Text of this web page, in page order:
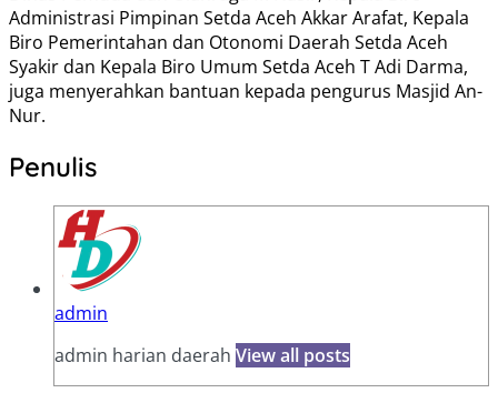
Administrasi Pimpinan Setda Aceh Akkar Arafat, Kepala
Biro Pemerintahan dan Otonomi Daerah Setda Aceh
Syakir dan Kepala Biro Umum Setda Aceh T Adi Darma,
juga menyerahkan bantuan kepada pengurus Masjid An-
Nur.
Penulis
admin
admin harian daerah View all posts